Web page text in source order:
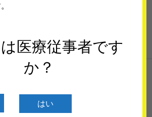
医療従事者です
か？
はい